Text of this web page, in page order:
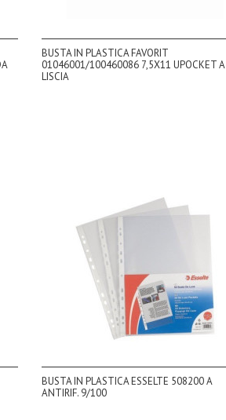
BUSTA IN PLASTICA FAVORIT
01046001/100460086 7,5X11 UPOCKET A
LISCIA
BUSTA IN PLASTICA ESSELTE 508200 A
ANTIRIF. 9/100